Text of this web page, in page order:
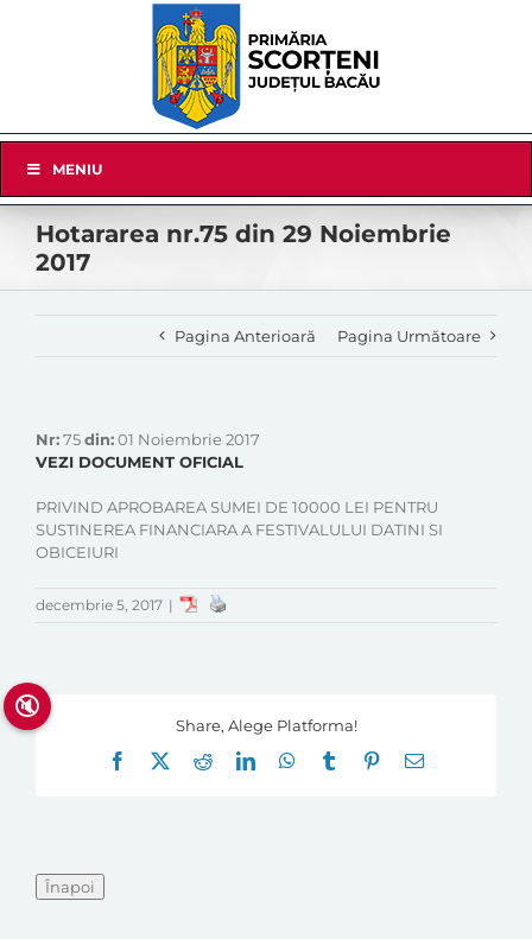
Navigation
MENIU
Hotararea nr.75 din 29 Noiembrie
2017
Pagina Anterioară Pagina Următoare
Nr:75din:01 Noiembrie 2017
VEZI DOCUMENT OFICIAL
PRIVIND APROBAREA SUMEI DE 10000 LEI PENTRU
SUSTINEREA FINANCIARA A FESTIVALULUI DATINI SI
OBICEIURI
decembrie 5, 2017 |
Share, Alege Platforma!
Facebook
RedditLinkedInWhatsApp
Tumblr Pinterest
E-
🔇